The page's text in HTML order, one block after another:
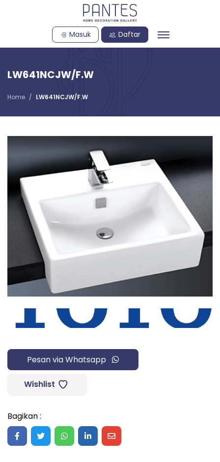
Masuk Daftar
LW641NCJW/F.W
Home LW641NCJW/F.W
Pesan via Whatsapp
Wishlist
Bagikan :
Share on Facebook
Share on Twitter
Share on WhatsApp
Share on LinkedIn
Share on Mail